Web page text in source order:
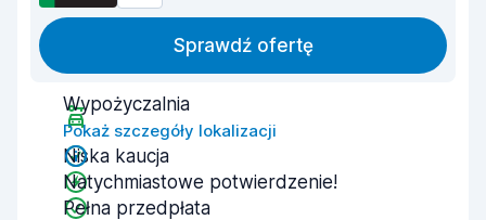
Sprawdź ofertę
Wypożyczalnia
Pokaż szczegóły lokalizacji
Niska kaucja
Natychmiastowe potwierdzenie!
Pełna przedpłata